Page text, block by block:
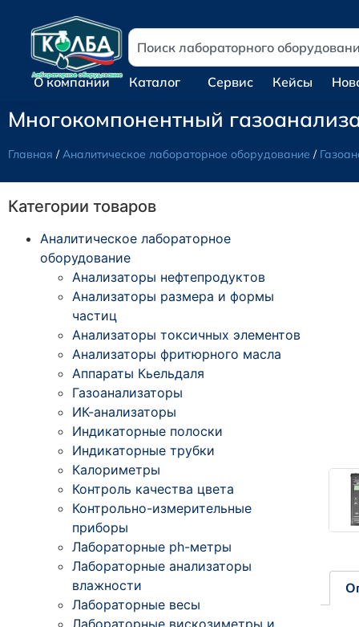
О компании Каталог Сервис Кейсы
Многокомпонентный
Главная /Аналитическое лабораторное оборудование /
Категории товаров
Аналитическое лабораторное
оборудование
Анализаторы нефтепродуктов
Анализаторы размера и формы
частиц
Анализаторы токсичных элементов
Анализаторы фритюрного масла
Аппараты Кьельдаля
Газоанализаторы
ИК-анализаторы
Индикаторные полоски
Индикаторные трубки
Калориметры
Контроль качества цвета
Контрольно-измерительные
приборы
Лабораторные ph-метры
Лабораторные анализаторы
влажности
Лабораторные весы
Лабораторные вискозиметры и